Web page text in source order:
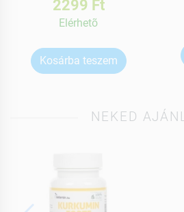
2299 Ft
Elérhetõ
Kosárba teszem
NEKED